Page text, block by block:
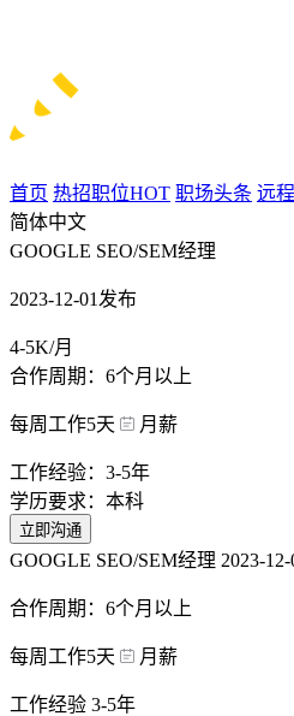
首页 热招职位HOT 职场头条 远
简体中文
GOOGLE SEO/SEM经理
2023-12-01发布
4-5K/月
合作周期：6个月以上
每周工作5天 月薪
工作经验：3-5年
学历要求：本科
立即沟通
GOOGLE SEO/SEM经理 2023-
合作周期：6个月以上
每周工作5天 月薪
工作经验 3-5年